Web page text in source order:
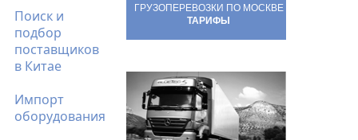
Поиск и
подбор
поставщиков
в Китае
Импорт
оборудования
ГРУЗОПЕРЕВОЗКИ ПО МОСКВЕ
ТАРИФЫ